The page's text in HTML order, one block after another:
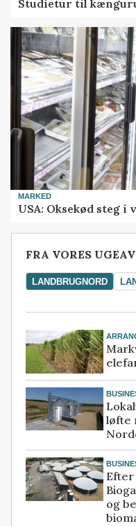
Studietur til
MARKED
USA: Oksekød steg
FRA VORES
LANDBRUGNORD
løfte
Efter
og